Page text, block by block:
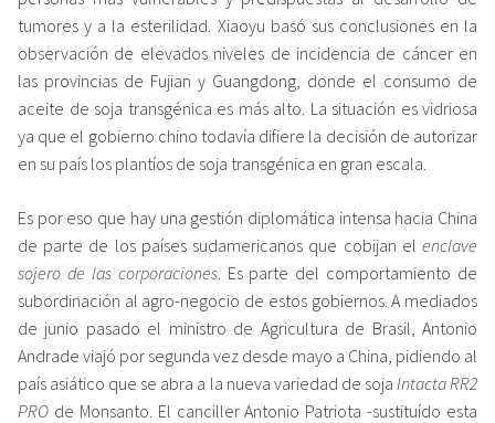
tumores y a la esterilidad. Xiaoyu basó sus conclusiones en la
observación de elevados niveles de incidencia de cáncer en
las provincias de Fujian y Guangdong, donde el consumo de
aceite de soja transgénica es más alto. La situación es vidriosa
ya que el gobierno chino todavía difiere la decisión de autorizar
en su país los plantíos de soja transgénica en gran escala.
Es por eso que hay una gestión diplomática intensa hacia China
de parte de los países sudamericanos que cobijan el enclave
sojero de las corporaciones. Es parte del comportamiento de
subordinación al agro-negocio de estos gobiernos. A mediados
de junio pasado el ministro de Agricultura de Brasil, Antonio
Andrade viajó por segunda vez desde mayo a China, pidiendo al
país asiático que se abra a la nueva variedad de soja Intacta RR2
PRO de Monsanto. El canciller Antonio Patriota -sustituído esta